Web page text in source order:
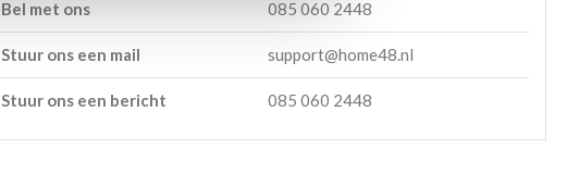
Bel met ons 085 060 2448
Stuur ons een mail support@home48.nl
Stuur ons een bericht 085 060 2448